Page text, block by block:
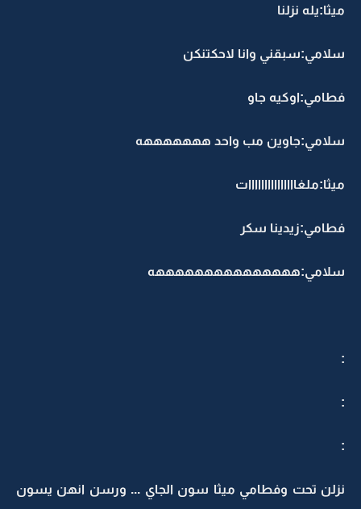
ميثا:يله نزلنا
سلامي:سبقني وانا لاحكتنكن
فطامي:اوكيه جاو
سلامي:جاوين مب واحد هههههههه
ميثا:ملغااااااااااااااات
فطامي:زيدينا سكر
سلامي:هههههههههههههههه
:
:
:
نزلن تحت وفطامي ميثا سون الجاي ... ورسن انهن يسون